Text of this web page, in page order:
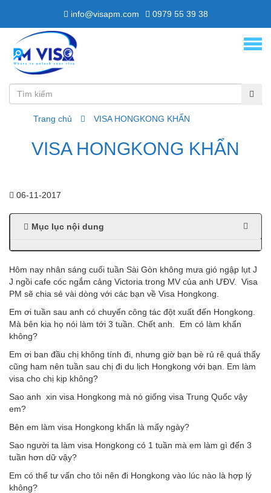
info@visapm.com 0979 55 39 38
Trang chủ VISA HONGKONG KHẨN
VISA HONGKONG KHẨN
06-11-2017
Mục lục nội dung
Hôm nay nhân sáng cuối tuần Sài Gòn không mưa gió ngập lụt J
J ngồi cafe cóc ngắm cảng Victoria trong MV của anh ƯĐV. Visa
PM sẽ chia sẻ vài dòng với các bạn về Visa Hongkong.
Em ơi tuần sau anh có chuyến công tác đột xuất đến Hongkong.
Mà bên kia họ nói làm tới 3 tuần. Chết anh. Em có làm khẩn
không?
Em ơi ban đầu chị không tính đi, nhưng giờ bạn bè rủ rê quá thấy
cũng ham nên tuần sau chị đi du lịch Hongkong với bạn. Em làm
visa cho chị kịp không?
Sao anh xin visa Hongkong mà nó giống visa Trung Quốc vậy
em?
Bên em làm visa Hongkong khẩn là mấy ngày?
Sao người ta làm visa Hongkong có 1 tuần mà em làm gì đến 3
tuần hơn dữ vậy?
Em có thể tư vấn cho tôi nên đi Hongkong vào lúc nào là hợp lý
không?